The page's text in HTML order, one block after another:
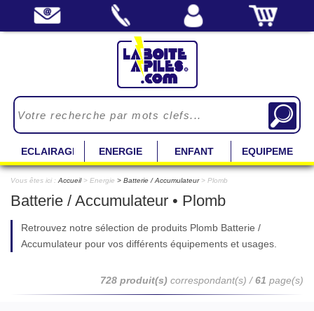
ECLAIRAGE ENERGIE ENFANT EQUIPEMENT
Vous êtes ici : Accueil> Energie Batterie / Accumulateur> Plomb
Batterie / Accumulateur • Plomb
Retrouvez notre sélection de produits Plomb Batterie /
Accumulateur pour vos différents équipements et usages.
728 produit(s) correspondant(s) /61 page(s)